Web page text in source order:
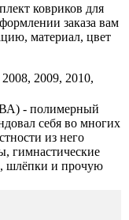
ковриков для
заказа вам
материал, цвет
2009, 2010,
- полимерный
себя во многих
из него
гимнастические
шлёпки и прочую